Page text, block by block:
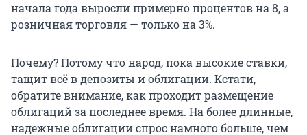
начала года выросли примерно процентов на 8, а
розничная торговля — только на 3%.
Почему? Потому что народ, пока высокие ставки,
тащит всё в депозиты и облигации. Кстати,
обратите внимание, как проходит размещение
облигаций за последнее время. На более длинные,
надежные облигации спрос намного больше, чем